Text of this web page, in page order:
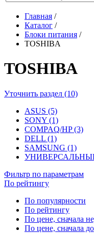
Главная /
Каталог /
Блоки питания /
TOSHIBA
TOSHIBA
Уточнить раздел (10)
ASUS (5)
SONY (1)
COMPAQ/HP (3)
DELL (1)
SAMSUNG (1)
Фильтр по параметрам
По рейтингу
По популярности
По рейтингу
По цене, сначала
По цене, сначала